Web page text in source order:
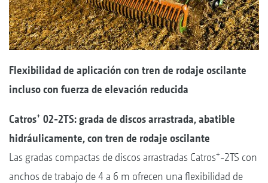
Flexibilidad de aplicación con tren de rodaje oscilante
incluso con fuerza de elevación reducida
Catros+ 02-2TS: grada de discos arrastrada, abatible
hidráulicamente, con tren de rodaje oscilante
Las gradas compactas de discos arrastradas Catros+-2TS con
anchos de trabajo de 4 a 6 m ofrecen una flexibilidad de